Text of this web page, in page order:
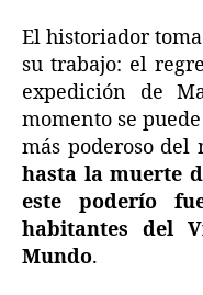
El historiador
su trabajo: el
expedición de
momento se
más poderoso del
hasta la muerte
este poderío
habitantes del
Mundo.